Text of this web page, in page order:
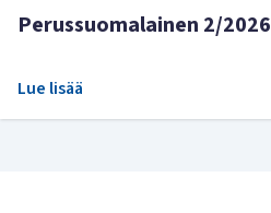
Perussuomalainen 2/2026
Lue lisää